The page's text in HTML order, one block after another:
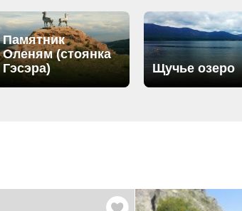
Памятник
Оленям (стоянка
Гэсэра)
Щучье озеро